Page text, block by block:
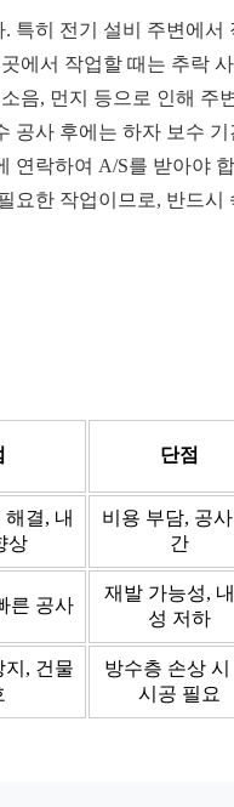
특히 전기 설비 주변에서
에서 작업할 때는 추락
음, 먼지 등으로 인해 주
공사 후에는 하자 보수 기
연락하여 A/S를 받아야
요한 작업이므로, 반드시
단점
결, 내
상
비용 부담, 공
간
른 공사
재발 가능성,
성 저하
지, 건물
방수층 손상 시
시공 필요